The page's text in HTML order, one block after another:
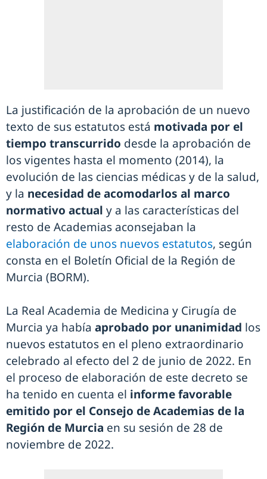
La justificación de la aprobación de un nuevo
texto de sus estatutos está motivada por el
tiempo transcurrido desde la aprobación de
los vigentes hasta el momento (2014), la
evolución de las ciencias médicas y de la salud,
y la necesidad de acomodarlos al marco
normativo actual y a las características del
resto de Academias aconsejaban la
elaboración de unos nuevos estatutos, según
consta en el Boletín Oficial de la Región de
Murcia (BORM).
La Real Academia de Medicina y Cirugía de
Murcia ya había aprobado por unanimidad los
nuevos estatutos en el pleno extraordinario
celebrado al efecto del 2 de junio de 2022. En
el proceso de elaboración de este decreto se
ha tenido en cuenta el informe favorable
emitido por el Consejo de Academias de la
Región de Murcia en su sesión de 28 de
noviembre de 2022.